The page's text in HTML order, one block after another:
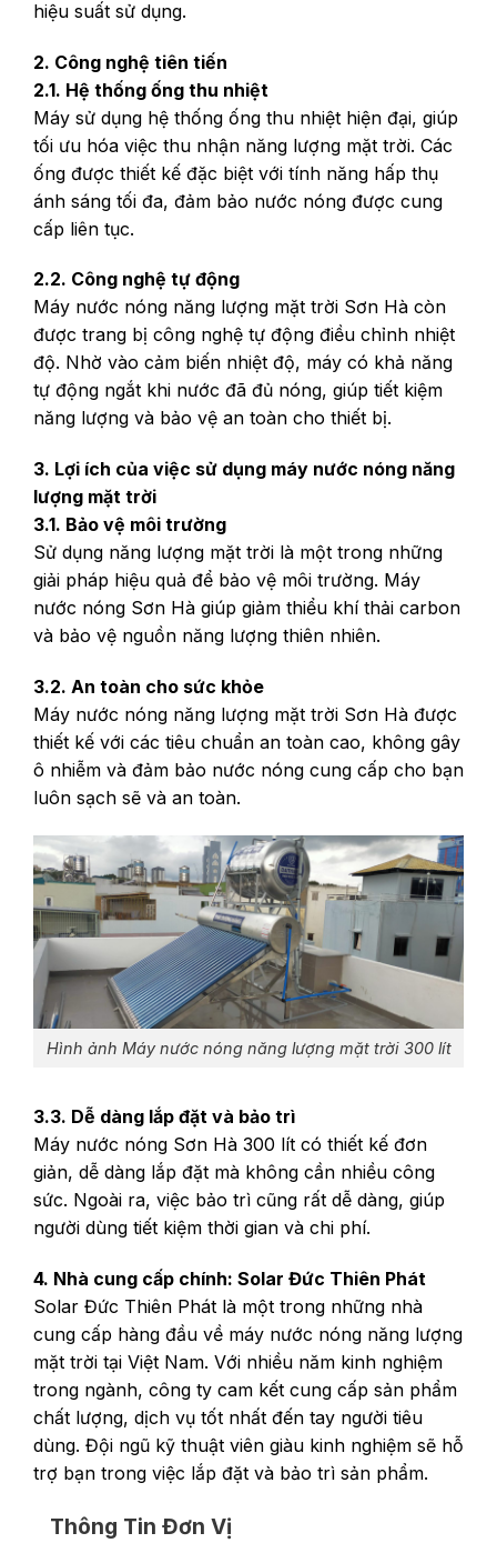
hiệu suất sử dụng.
2. Công nghệ tiên tiến
2.1. Hệ thống ống thu nhiệt
Máy sử dụng hệ thống ống thu nhiệt hiện đại, giúp
tối ưu hóa việc thu nhận năng lượng mặt trời. Các
ống được thiết kế đặc biệt với tính năng hấp thụ
ánh sáng tối đa, đảm bảo nước nóng được cung
cấp liên tục.
2.2. Công nghệ tự động
Máy nước nóng năng lượng mặt trời Sơn Hà còn
được trang bị công nghệ tự động điều chỉnh nhiệt
độ. Nhờ vào cảm biến nhiệt độ, máy có khả năng
tự động ngắt khi nước đã đủ nóng, giúp tiết kiệm
năng lượng và bảo vệ an toàn cho thiết bị.
3. Lợi ích của việc sử dụng máy nước nóng năng
lượng mặt trời
3.1. Bảo vệ môi trường
Sử dụng năng lượng mặt trời là một trong những
giải pháp hiệu quả để bảo vệ môi trường. Máy
nước nóng Sơn Hà giúp giảm thiểu khí thải carbon
và bảo vệ nguồn năng lượng thiên nhiên.
3.2. An toàn cho sức khỏe
Máy nước nóng năng lượng mặt trời Sơn Hà được
thiết kế với các tiêu chuẩn an toàn cao, không gây
ô nhiễm và đảm bảo nước nóng cung cấp cho bạn
luôn sạch sẽ và an toàn.
Hình ảnh Máy nước nóng năng lượng mặt trời 300 lít
3.3. Dễ dàng lắp đặt và bảo trì
Máy nước nóng Sơn Hà 300 lít có thiết kế đơn
giản, dễ dàng lắp đặt mà không cần nhiều công
sức. Ngoài ra, việc bảo trì cũng rất dễ dàng, giúp
người dùng tiết kiệm thời gian và chi phí.
4. Nhà cung cấp chính: Solar Đức Thiên Phát
Solar Đức Thiên Phát là một trong những nhà
cung cấp hàng đầu về máy nước nóng năng lượng
mặt trời tại Việt Nam. Với nhiều năm kinh nghiệm
trong ngành, công ty cam kết cung cấp sản phẩm
chất lượng, dịch vụ tốt nhất đến tay người tiêu
dùng. Đội ngũ kỹ thuật viên giàu kinh nghiệm sẽ hỗ
trợ bạn trong việc lắp đặt và bảo trì sản phẩm.
Thông Tin Đơn Vị